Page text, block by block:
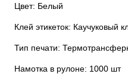
Цвет: Белый
Клей этикеток: Каучуковый
Тип печати:
Намотка в рулоне: 1000 шт